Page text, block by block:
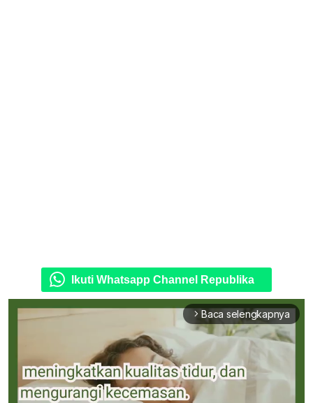
Ikuti Whatsapp Channel Republika
arrow_forward_ios Baca selengkapnya